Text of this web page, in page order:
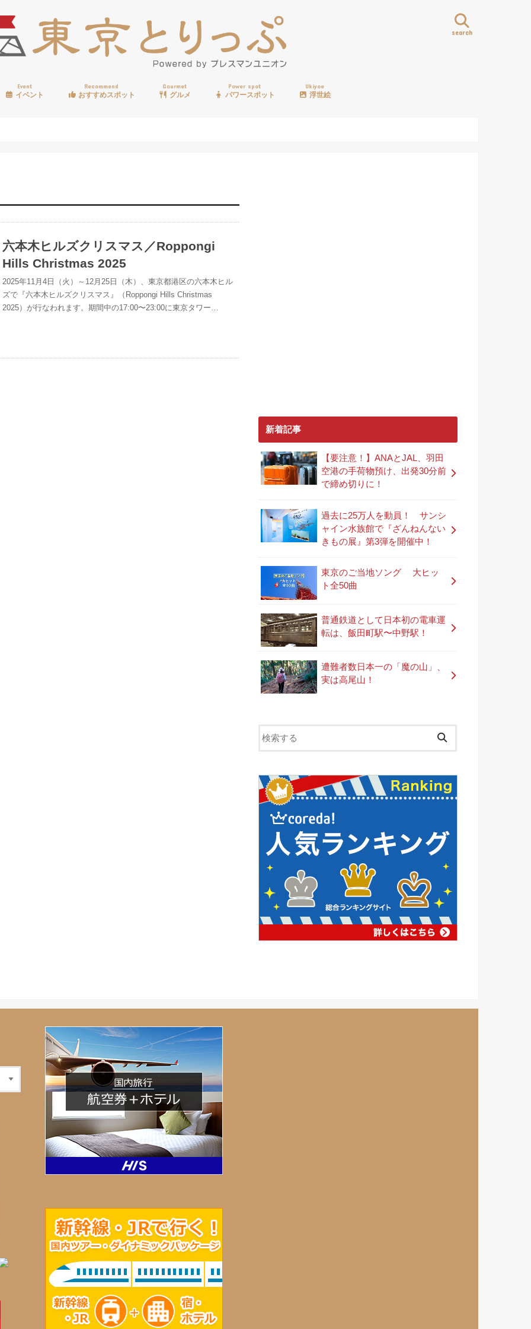
search
Event
イベント
Recommend
おすすめスポット
Gourmet
グルメ
Power spot
パワースポット
Ukiyoe
浮世絵
六本木ヒルズクリスマス／Roppongi
Hills Christmas 2025
2025年11月4日（火）～12月25日（木）、東京都港区の六本木ヒル
ズで『六本木ヒルズクリスマス』（Roppongi Hills Christmas
2025）が行なわれます。期間中の17:00〜23:00に東京タワー…
新着記事
【要注意！】ANAとJAL、羽田
空港の手荷物預け、出発30分前
で締め切りに！
過去に25万人を動員！ サンシ
ャイン水族館で『ざんねんない
きもの展』第3弾を開催中！
東京のご当地ソング 大ヒッ
ト全50曲
普通鉄道として日本初の電車運
転は、飯田町駅〜中野駅！
遭難者数日本一の「魔の山」、
実は高尾山！